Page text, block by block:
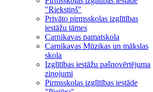
"Riekstiņš"
Privāto pirmsskolas izglītības
iestāžu tāmes
Carnikavas pamatskola
Carnikavas Mūzikas un mākslas
skola
Izglītības iestāžu pašnovērtējuma
ziņojumi
Pirmsskolas izglītības iestāde